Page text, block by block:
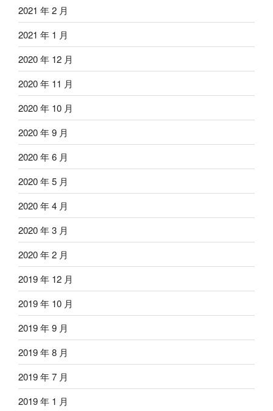
2021 年 2 月
2021 年 1 月
2020 年 12 月
2020 年 11 月
2020 年 10 月
2020 年 9 月
2020 年 6 月
2020 年 5 月
2020 年 4 月
2020 年 3 月
2020 年 2 月
2019 年 12 月
2019 年 10 月
2019 年 9 月
2019 年 8 月
2019 年 7 月
2019 年 1 月